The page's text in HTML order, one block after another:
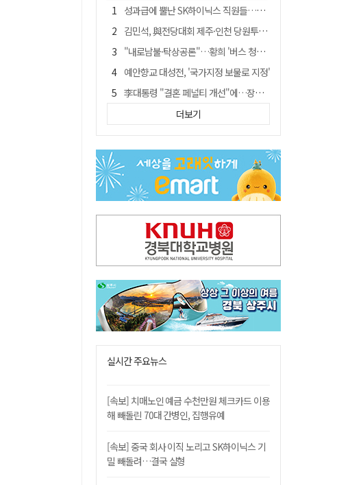
성과급에 뿔난 SK하이닉스 직원들…3500명 모여 '새 노조' 만든다
김민석, 與전당대회 제주·인천 당원투표서 승리…누적 득표는 '초박빙'
"내로남불·탁상공론"…황희 '버스 청년주택' 제안에 與 내부서도 쓴소리
예안향교 대성전, '국가지정 보물로 지정'
李대통령 "결혼 페널티 개선"에…장동혁 "그 페널티 만든 게 이 정권"
블룸버그 "SK하이닉스, 中 패키징공장 지분매각 등 검토"
트럼프 만난 손현보 목사…"현재 자유대한민국 여러 면에서 어려움"
"아버지 외출한 사이"…흉기로 40대母 살해한 고교 자퇴생, 구속 기로에
서울 면목동서 60대 남성 2명 흉기에 숨져…지인 관계로 추정
더보기
실시간 주요뉴스
[속보] 치매노인 예금 수천만원 체크카드 이용
해 빼돌린 70대 간병인, 집행유예
[속보] 중국 회사 이직 노리고 SK하이닉스 기
밀 빼돌려…결국 실형